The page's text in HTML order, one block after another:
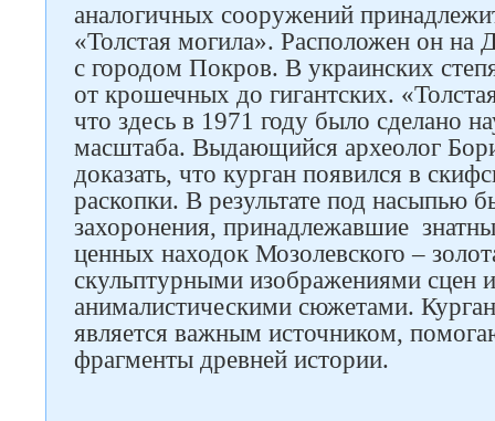
аналогичных сооружений
«Толстая могила». Расположен он
с городом Покров. В украинских
от крошечных до гигантских.
что здесь в 1971 году было сделано
масштаба. Выдающийся археолог
доказать, что курган появился в
раскопки. В результате под насыпью
захоронения, принадлежавшие
ценных находок Мозолевского –
скульптурными изображениями сцен
анималистическими сюжетами.
является важным источником,
фрагменты древней истории.